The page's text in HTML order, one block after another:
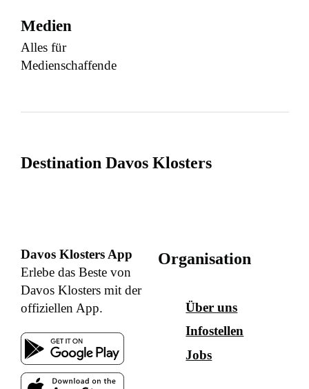
Medien
Alles für
Medienschaffende
Destination Davos Klosters
Davos Klosters App
Erlebe das Beste von
Davos Klosters mit der
offiziellen App.
Organisation
Über uns
Infostellen
Jobs